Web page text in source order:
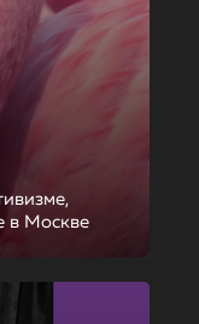
в Москве